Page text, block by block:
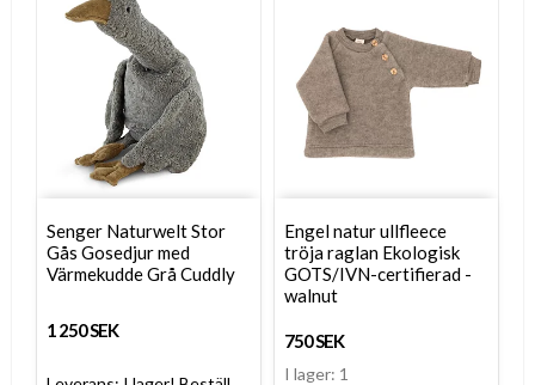
Senger Naturwelt Stor
Gås Gosedjur med
Värmekudde Grå Cuddly
1 250 SEK
Engel natur ullfleece
tröja raglan Ekologisk
GOTS/IVN-certifierad -
walnut
750 SEK
I lager: 1